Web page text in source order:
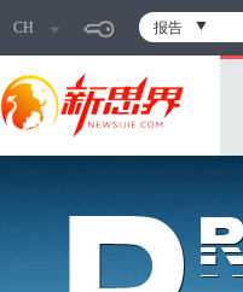
CH 报告